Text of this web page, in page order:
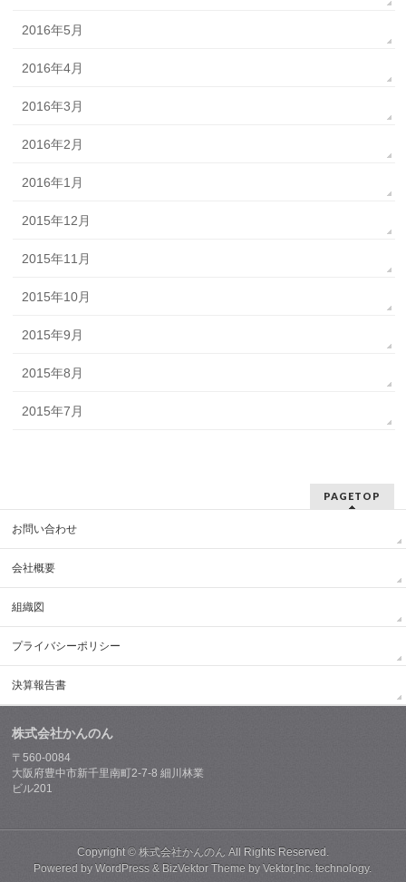
2016年5月
2016年4月
2016年3月
2016年2月
2016年1月
2015年12月
2015年11月
2015年10月
2015年9月
2015年8月
2015年7月
PAGETOP
お問い合わせ
会社概要
組織図
プライバシーポリシー
決算報告書
株式会社かんのん
〒560-0084
大阪府豊中市新千里南町2-7-8 細川林業
ビル201
Copyright © 株式会社かんのん All Rights Reserved.
Powered byWordPress & BizVektor Theme byVektor,Inc. technology.